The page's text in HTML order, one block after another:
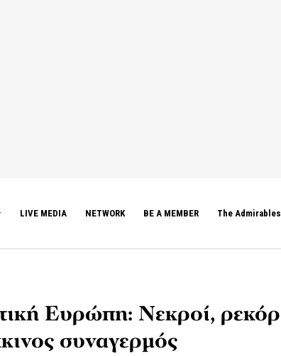
LIVE MEDIA NETWORK BE A MEMBER The Admirables
Ευρώπη: Νεκροί, ρεκόρ
συναγερμός